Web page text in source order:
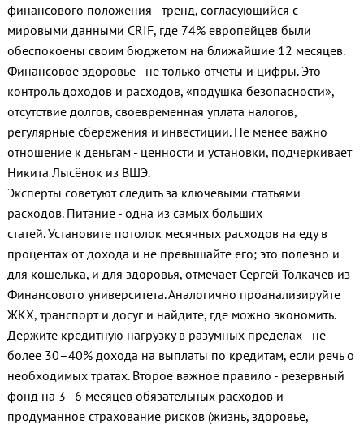
финансового положения - тренд, согласующийся с
мировыми данными CRIF, где 74% европейцев были
обеспокоены своим бюджетом на ближайшие 12 месяцев.
Финансовое здоровье - не только отчёты и цифры. Это
контроль доходов и расходов, «подушка безопасности»,
отсутствие долгов, своевременная уплата налогов,
регулярные сбережения и инвестиции. Не менее важно
отношение к деньгам - ценности и установки, подчеркивает
Никита Лысёнок из ВШЭ.
Эксперты советуют следить за ключевыми статьями
расходов. Питание - одна из самых больших
статей. Установите потолок месячных расходов на еду в
процентах от дохода и не превышайте его; это полезно и
для кошелька, и для здоровья, отмечает Сергей Толкачев из
Финансового университета. Аналогично проанализируйте
ЖКХ, транспорт и досуг и найдите, где можно экономить.
Держите кредитную нагрузку в разумных пределах - не
более 30–40% дохода на выплаты по кредитам, если речь о
необходимых тратах. Второе важное правило - резервный
фонд на 3–6 месяцев обязательных расходов и
продуманное страхование рисков (жизнь, здоровье,